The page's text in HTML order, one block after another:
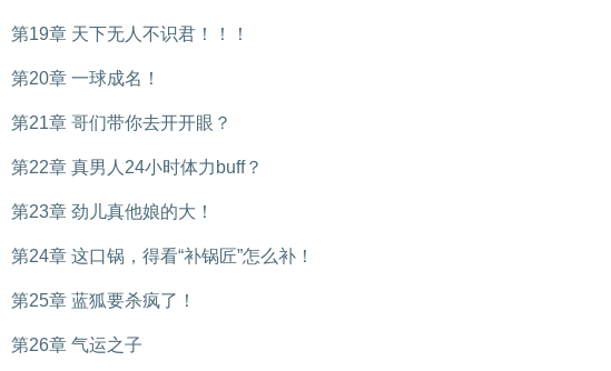
第19章 天下无人不识君！！！
第20章 一球成名！
第21章 哥们带你去开开眼？
第22章 真男人24小时体力buff？
第23章 劲儿真他娘的大！
第24章 这口锅，得看“补锅匠”怎么补！
第25章 蓝狐要杀疯了！
第26章 气运之子